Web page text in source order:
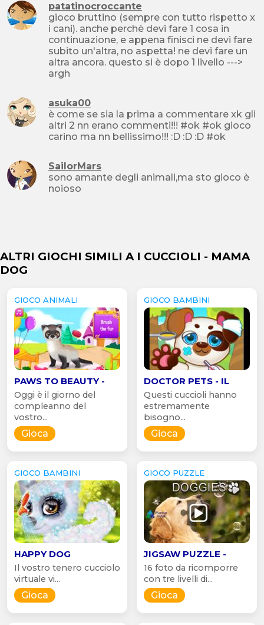
patatinocroccante
gioco bruttino (sempre con tutto rispetto x
i cani). anche perchè devi fare 1 cosa in
continuazione, e appena finisci ne devi fare
subito un'altra, no aspetta! ne devi fare un
altra ancora. questo si è dopo 1 livello --->
argh
asuka00
è come se sia la prima a commentare xk gli
altri 2 nn erano commenti!!! #ok #ok gioco
carino ma nn bellissimo!!! :D :D :D #ok
SailorMars
sono amante degli animali,ma sto gioco è
noioso
ALTRI GIOCHI SIMILI A I CUCCIOLI - MAMA
DOG
GIOCO ANIMALI
PAWS TO BEAUTY -
Oggi è il giorno del
compleanno del
vostro...
Gioca
GIOCO BAMBINI
DOCTOR PETS - IL
Questi cuccioli hanno
estremamente
bisogno...
Gioca
GIOCO BAMBINI
HAPPY DOG
Il vostro tenero cucciolo
virtuale vi...
Gioca
GIOCO PUZZLE
JIGSAW PUZZLE -
16 foto da ricomporre
con tre livelli di...
Gioca